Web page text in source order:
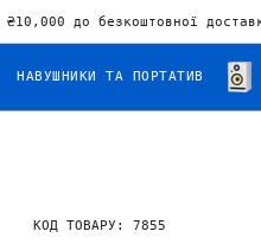
₴10,000 до безкоштовної
НАВУШНИКИ ТА ПОРТАТИВ
КОД ТОВАРУ: 7855